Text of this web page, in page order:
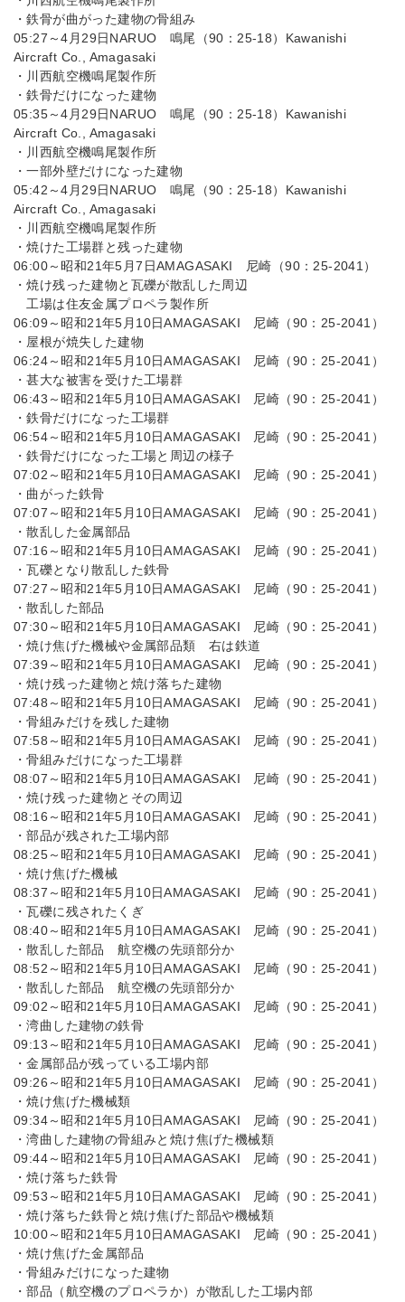
・鉄骨が曲がった建物の骨組み
05:27～4月29日NARUO 鳴尾（90：25-18）Kawanishi
Aircraft Co., Amagasaki
・川西航空機鳴尾製作所
・鉄骨だけになった建物
05:35～4月29日NARUO 鳴尾（90：25-18）Kawanishi
Aircraft Co., Amagasaki
・川西航空機鳴尾製作所
・一部外壁だけになった建物
05:42～4月29日NARUO 鳴尾（90：25-18）Kawanishi
Aircraft Co., Amagasaki
・川西航空機鳴尾製作所
・焼けた工場群と残った建物
06:00～昭和21年5月7日AMAGASAKI 尼崎（90：25-2041）
・焼け残った建物と瓦礫が散乱した周辺
工場は住友金属プロペラ製作所
06:09～昭和21年5月10日AMAGASAKI 尼崎（90：25-2041）
・屋根が焼失した建物
06:24～昭和21年5月10日AMAGASAKI 尼崎（90：25-2041）
・甚大な被害を受けた工場群
06:43～昭和21年5月10日AMAGASAKI 尼崎（90：25-2041）
・鉄骨だけになった工場群
06:54～昭和21年5月10日AMAGASAKI 尼崎（90：25-2041）
・鉄骨だけになった工場と周辺の様子
07:02～昭和21年5月10日AMAGASAKI 尼崎（90：25-2041）
・曲がった鉄骨
07:07～昭和21年5月10日AMAGASAKI 尼崎（90：25-2041）
・散乱した金属部品
07:16～昭和21年5月10日AMAGASAKI 尼崎（90：25-2041）
・瓦礫となり散乱した鉄骨
07:27～昭和21年5月10日AMAGASAKI 尼崎（90：25-2041）
・散乱した部品
07:30～昭和21年5月10日AMAGASAKI 尼崎（90：25-2041）
・焼け焦げた機械や金属部品類 右は鉄道
07:39～昭和21年5月10日AMAGASAKI 尼崎（90：25-2041）
・焼け残った建物と焼け落ちた建物
07:48～昭和21年5月10日AMAGASAKI 尼崎（90：25-2041）
・骨組みだけを残した建物
07:58～昭和21年5月10日AMAGASAKI 尼崎（90：25-2041）
・骨組みだけになった工場群
08:07～昭和21年5月10日AMAGASAKI 尼崎（90：25-2041）
・焼け残った建物とその周辺
08:16～昭和21年5月10日AMAGASAKI 尼崎（90：25-2041）
・部品が残された工場内部
08:25～昭和21年5月10日AMAGASAKI 尼崎（90：25-2041）
・焼け焦げた機械
08:37～昭和21年5月10日AMAGASAKI 尼崎（90：25-2041）
・瓦礫に残されたくぎ
08:40～昭和21年5月10日AMAGASAKI 尼崎（90：25-2041）
・散乱した部品 航空機の先頭部分か
08:52～昭和21年5月10日AMAGASAKI 尼崎（90：25-2041）
・散乱した部品 航空機の先頭部分か
09:02～昭和21年5月10日AMAGASAKI 尼崎（90：25-2041）
・湾曲した建物の鉄骨
09:13～昭和21年5月10日AMAGASAKI 尼崎（90：25-2041）
・金属部品が残っている工場内部
09:26～昭和21年5月10日AMAGASAKI 尼崎（90：25-2041）
・焼け焦げた機械類
09:34～昭和21年5月10日AMAGASAKI 尼崎（90：25-2041）
・湾曲した建物の骨組みと焼け焦げた機械類
09:44～昭和21年5月10日AMAGASAKI 尼崎（90：25-2041）
・焼け落ちた鉄骨
09:53～昭和21年5月10日AMAGASAKI 尼崎（90：25-2041）
・焼け落ちた鉄骨と焼け焦げた部品や機械類
10:00～昭和21年5月10日AMAGASAKI 尼崎（90：25-2041）
・焼け焦げた金属部品
・骨組みだけになった建物
・部品（航空機のプロペラか）が散乱した工場内部